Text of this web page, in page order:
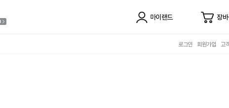
마이랜드 장
로그인 회원가입 고